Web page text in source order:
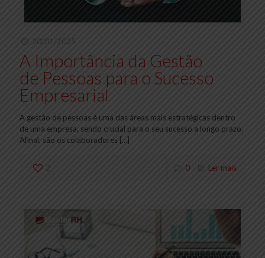
20/01/2025
A Importância da Gestão
de Pessoas para o Sucesso
Empresarial
A gestão de pessoas é uma das áreas mais estratégicas dentro
de uma empresa, sendo crucial para o seu sucesso a longo prazo.
Afinal, são os colaboradores […]
2 0 Ler mais